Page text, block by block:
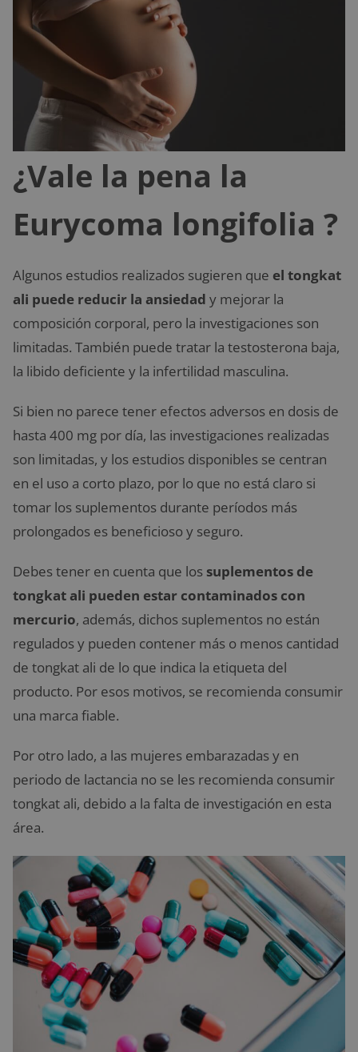
¿Vale la pena la
Eurycoma longifolia ?
Algunos estudios realizados sugieren que el tongkat
ali puede reducir la ansiedad y mejorar la
composición corporal, pero la investigaciones son
limitadas. También puede tratar la testosterona baja,
la libido deficiente y la infertilidad masculina.
Si bien no parece tener efectos adversos en dosis de
hasta 400 mg por día, las investigaciones realizadas
son limitadas, y los estudios disponibles se centran
en el uso a corto plazo, por lo que no está claro si
tomar los suplementos durante períodos más
prolongados es beneficioso y seguro.
Debes tener en cuenta que los suplementos de
tongkat ali pueden estar contaminados con
mercurio, además, dichos suplementos no están
regulados y pueden contener más o menos cantidad
de tongkat ali de lo que indica la etiqueta del
producto. Por esos motivos, se recomienda consumir
una marca fiable.
Por otro lado, a las mujeres embarazadas y en
periodo de lactancia no se les recomienda consumir
tongkat ali, debido a la falta de investigación en esta
área.